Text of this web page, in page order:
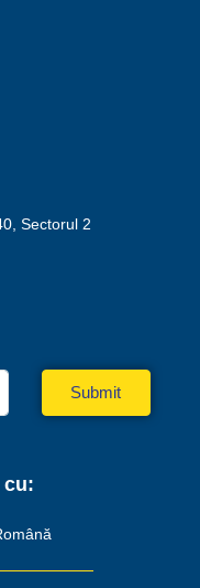
Sectorul 2
Submit
cu: